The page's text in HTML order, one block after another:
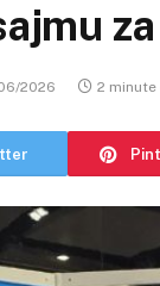
2026 2 minute